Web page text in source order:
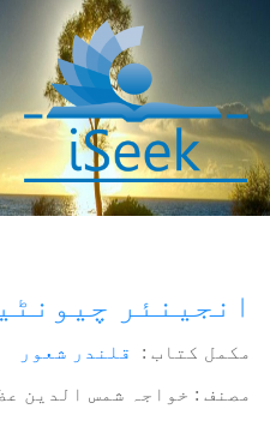
انجینئر
مکمل کتاب : قلندر شعور
مصنف : خواجہ شمس الدین